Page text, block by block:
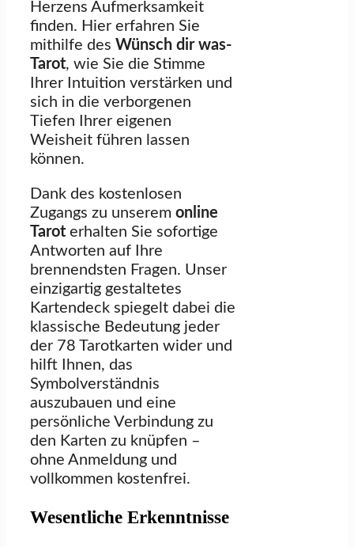
Herzens Aufmerksamkeit
finden. Hier erfahren Sie
mithilfe des Wünsch dir was-
Tarot, wie Sie die Stimme
Ihrer Intuition verstärken und
sich in die verborgenen
Tiefen Ihrer eigenen
Weisheit führen lassen
können.
Dank des kostenlosen
Zugangs zu unserem online
Tarot erhalten Sie sofortige
Antworten auf Ihre
brennendsten Fragen. Unser
einzigartig gestaltetes
Kartendeck spiegelt dabei die
klassische Bedeutung jeder
der 78 Tarotkarten wider und
hilft Ihnen, das
Symbolverständnis
auszubauen und eine
persönliche Verbindung zu
den Karten zu knüpfen –
ohne Anmeldung und
vollkommen kostenfrei.
Wesentliche Erkenntnisse